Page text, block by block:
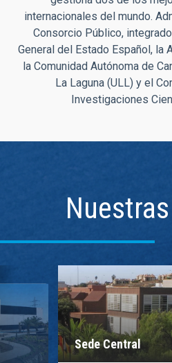
internacionales del mundo.
Consorcio Público,
General del Estado Español, la
la Comunidad Autónoma de
La Laguna (ULL) y el
Investigaciones
Sede Central